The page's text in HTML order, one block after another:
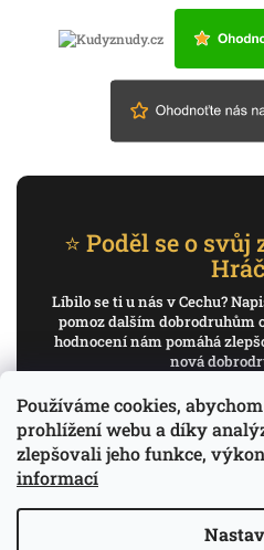
Používáme cookies,
prohlížení webu a díky
zlepšovali jeho funkce,
informací
⭐ Poděl se o
Líbilo se ti u nás v Cechu?
pomoz dalším dobrodruhům
hodnocení nám pomáhá
nová
✍️ Napiš
Děkujeme, že pomáháš